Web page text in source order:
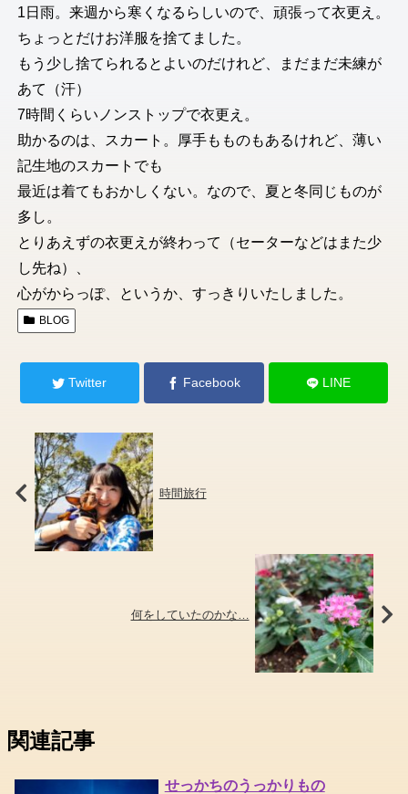
1日雨。来週から寒くなるらしいので、頑張って衣更え。
ちょっとだけお洋服を捨てました。
もう少し捨てられるとよいのだけれど、まだまだ未練が
あて（汗）
7時間くらいノンストップで衣更え。
助かるのは、スカート。厚手もものもあるけれど、薄い
記生地のスカートでも
最近は着てもおかしくない。なので、夏と冬同じものが
多し。
とりあえずの衣更えが終わって（セーターなどはまた少
し先ね）、
心がからっぽ、というか、すっきりいたしました。
BLOG
Twitter Facebook LINE
時間旅行
何をしていたのかな…
関連記事
せっかちのうっかりもの